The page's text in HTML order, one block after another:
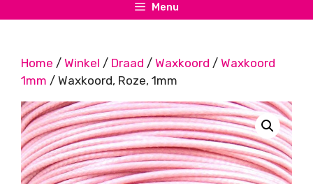
Menu
Home / Winkel / Draad / Waxkoord / Waxkoord
1mm / Waxkoord, Roze, 1mm